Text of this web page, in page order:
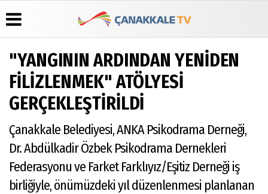
Üye Paneli
Haber
Arşivi
Gazete
Arşivi
Günün
Haberleri
Hava
Durumu
Gazete
Manşetleri
Anketler
Biyografiler
Köşe
Yazarları
Foto
Gizlilik
İlkeleri
"YANGININ ARDINDAN YENİDEN
FİLİZLENMEK" ATÖLYESİ
GERÇEKLEŞTİRİLDİ
Çanakkale Belediyesi, ANKA Psikodrama Derneği,
Dr. Abdülkadir Özbek Psikodrama Dernekleri
Federasyonu ve Farket Farklıyız/Eşitiz Derneği iş
birliğiyle, önümüzdeki yıl düzenlenmesi planlanan